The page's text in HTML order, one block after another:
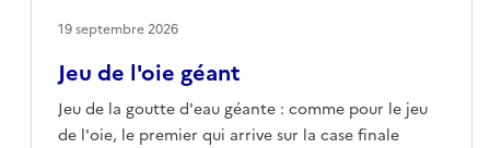
Jeu de l'oie géant
Jeu de la goutte d'eau géante : comme pour le jeu
de l'oie, le premier qui arrive sur la case finale
19 septembre 2026